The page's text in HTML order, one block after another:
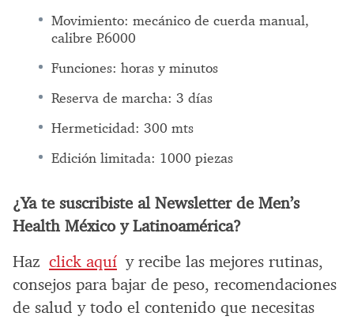
Movimiento: mecánico de cuerda manual,
calibre P.6000
Funciones: horas y minutos
Reserva de marcha: 3 días
Hermeticidad: 300 mts
Edición limitada: 1000 piezas
¿Ya te suscribiste al Newsletter de Men’s
Health México y Latinoamérica?
Haz click aquí y recibe las mejores rutinas,
consejos para bajar de peso, recomendaciones
de salud y todo el contenido que necesitas